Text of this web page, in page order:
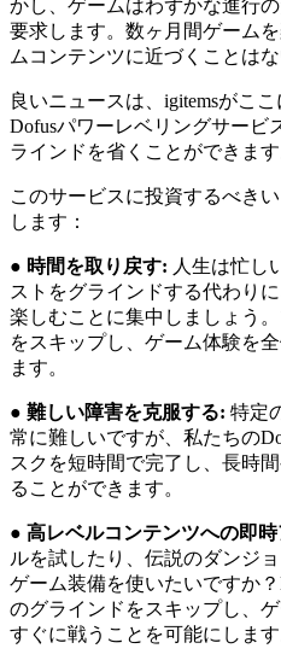
かし、ゲームはわずかな進行
要求します。数ヶ月間ゲーム
ムコンテンツに近づくことはな
良いニュースは、igitemsがこ
Dofusパワーレベリングサービ
ラインドを省くことができます
このサービスに投資するべき
します：
● 時間を取り戻す: 人生は忙し
ストをグラインドする代わり
楽しむことに集中しましょう
をスキップし、ゲーム体験を
ます。
● 難しい障害を克服する: 特定
常に難しいですが、私たちの
スクを短時間で完了し、長時
ることができます。
● 高レベルコンテンツへの即
ルを試したり、伝説のダンジ
ゲーム装備を使いたいですか
のグラインドをスキップし、
すぐに戦うことを可能にします